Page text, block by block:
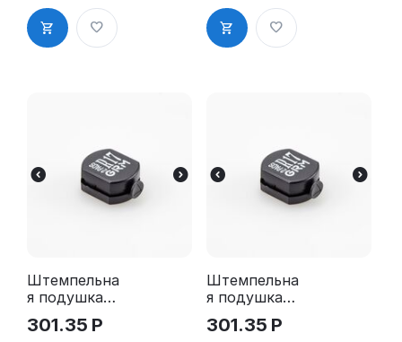
Штемпельна
я подушка
для GRM R17
2Pads
301.35 Р
Штемпельна
я подушка
для GRM R17
2Pads, синяя
301.35 Р